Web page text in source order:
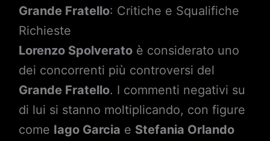
Grande Fratello: Critiche e Squalifiche
Richieste
Lorenzo Spolveratoè considerato uno
dei concorrenti più controversi del
Grande Fratello. I commenti negativi su
di lui si stanno moltiplicando, con figure
come Iago Garcia e Stefania Orlando